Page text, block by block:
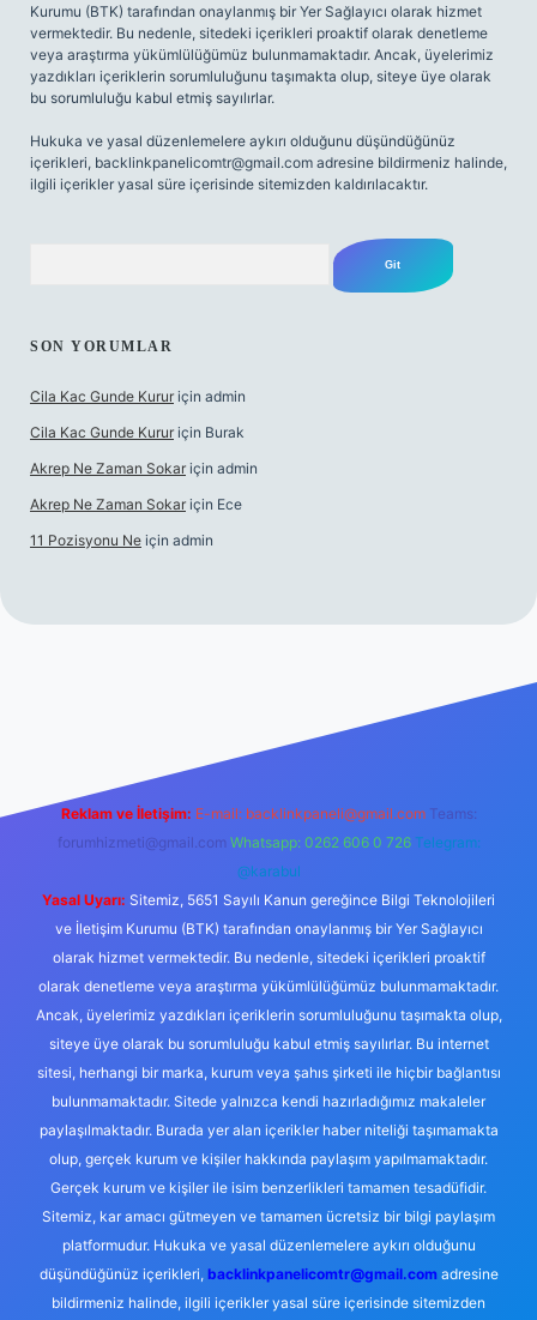
Kurumu (BTK) tarafından onaylanmış bir Yer Sağlayıcı olarak hizmet
vermektedir. Bu nedenle, sitedeki içerikleri proaktif olarak denetleme
veya araştırma yükümlülüğümüz bulunmamaktadır. Ancak, üyelerimiz
yazdıkları içeriklerin sorumluluğunu taşımakta olup, siteye üye olarak
bu sorumluluğu kabul etmiş sayılırlar.
Hukuka ve yasal düzenlemelere aykırı olduğunu düşündüğünüz
içerikleri, backlinkpanelicomtr@gmail.com adresine bildirmeniz halinde,
ilgili içerikler yasal süre içerisinde sitemizden kaldırılacaktır.
SON YORUMLAR
Cila Kac Gunde Kurur için admin
Cila Kac Gunde Kurur için Burak
Akrep Ne Zaman Sokar için admin
Akrep Ne Zaman Sokar için Ece
11 Pozisyonu Ne için admin
Reklam ve İletişim: E-mail: backlinkpaneli@gmail.com Teams:
forumhizmeti@gmail.com Whatsapp: 0262 606 0 726 Telegram:
@karabul
Yasal Uyarı: Sitemiz, 5651 Sayılı Kanun gereğince Bilgi Teknolojileri
ve İletişim Kurumu (BTK) tarafından onaylanmış bir Yer Sağlayıcı
olarak hizmet vermektedir. Bu nedenle, sitedeki içerikleri proaktif
olarak denetleme veya araştırma yükümlülüğümüz bulunmamaktadır.
Ancak, üyelerimiz yazdıkları içeriklerin sorumluluğunu taşımakta olup,
siteye üye olarak bu sorumluluğu kabul etmiş sayılırlar. Bu internet
sitesi, herhangi bir marka, kurum veya şahıs şirketi ile hiçbir bağlantısı
bulunmamaktadır. Sitede yalnızca kendi hazırladığımız makaleler
paylaşılmaktadır. Burada yer alan içerikler haber niteliği taşımamakta
olup, gerçek kurum ve kişiler hakkında paylaşım yapılmamaktadır.
Gerçek kurum ve kişiler ile isim benzerlikleri tamamen tesadüfidir.
Sitemiz, kar amacı gütmeyen ve tamamen ücretsiz bir bilgi paylaşım
platformudur. Hukuka ve yasal düzenlemelere aykırı olduğunu
düşündüğünüz içerikleri, backlinkpanelicomtr@gmail.comadresine
bildirmeniz halinde, ilgili içerikler yasal süre içerisinde sitemizden